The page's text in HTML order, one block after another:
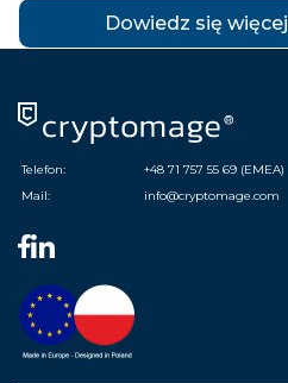
Dowiedz się więcej
Telefon:
+48 71 757 55 69 (EMEA)
Mail:
info@cryptomage.com